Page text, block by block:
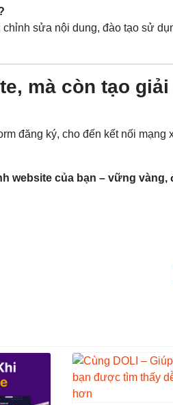
sửa nội dung, đào tạo sử
mà còn tạo giải
đăng ký, cho đến kết nối mạng
website của bạn – vững vàng,
sẽ giúp bạn